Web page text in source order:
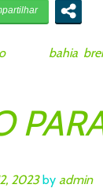
Tagged bahia
2023by admin